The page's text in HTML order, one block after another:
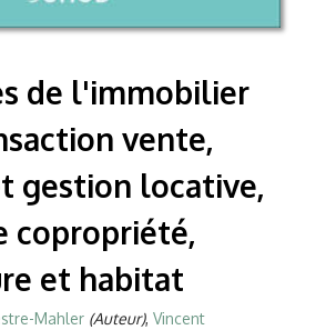
de l'immobilier
vente,
gestion locative,
copropriété,
et habitat
Mahler (Auteur), Vincent